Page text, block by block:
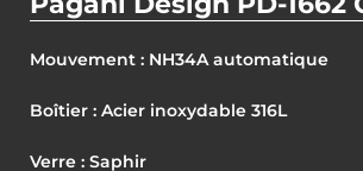
Mouvement : NH34A automatique
Boîtier : Acier inoxydable 316L
Verre : Saphir